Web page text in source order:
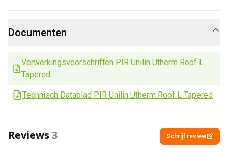
Documenten
Verwerkingsvoorschriften PIR Unilin Utherm Roof L
Tapered
Technisch Datablad PIR Unilin Utherm Roof L Tapered
Reviews3 Schrijf review